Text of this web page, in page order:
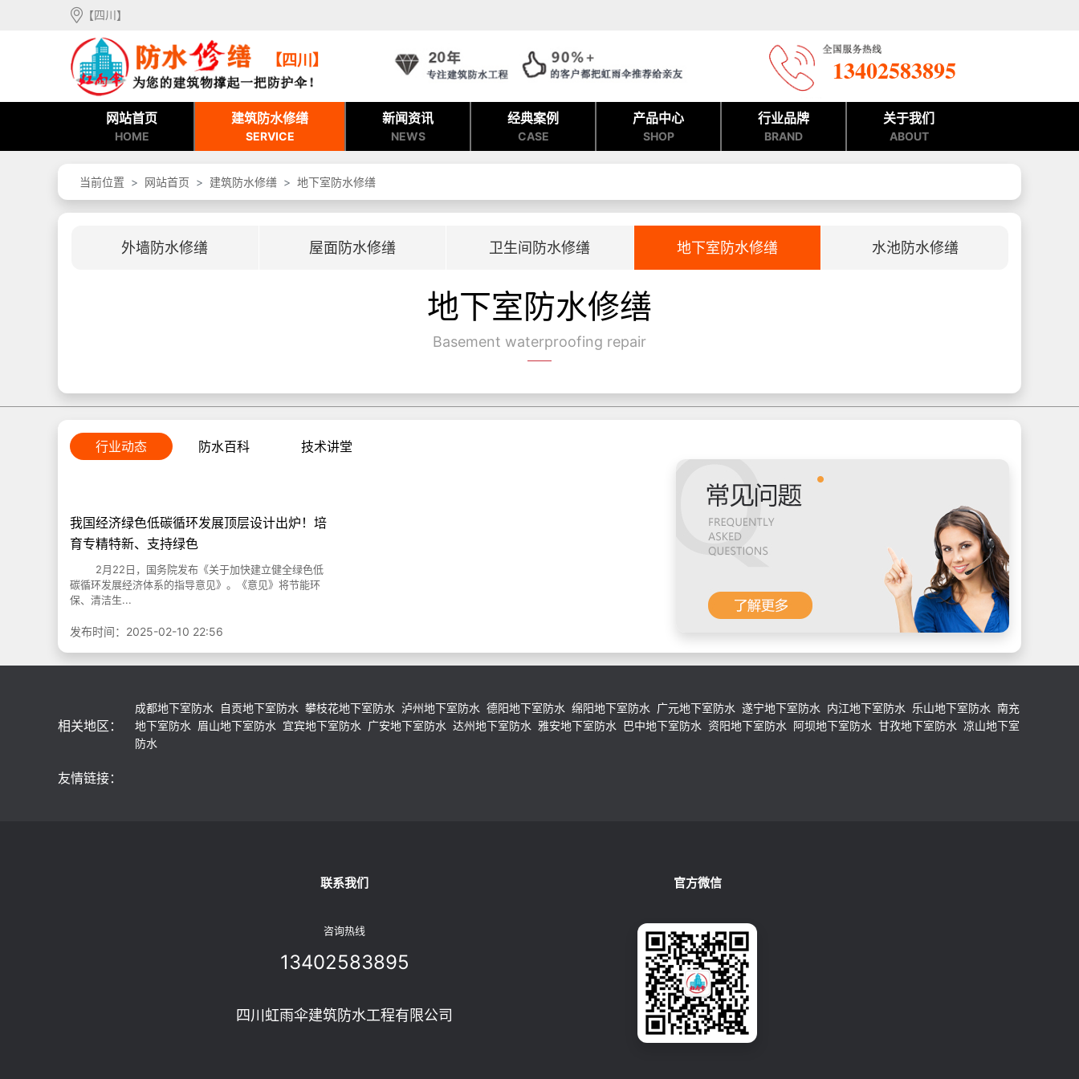
【四川】
【四川】 13402583895
网站首页
HOME
建筑防水修缮
SERVICE
新闻资讯
NEWS
经典案例
CASE
产品中心
SHOP
行业品牌
BRAND
关于我们
ABOUT
当前位置 网站首页 建筑防水修缮 地下室防水修缮
外墙防水修缮 屋面防水修缮 卫生间防水修缮 地下室防水修缮 水池防水修缮
地下室防水修缮
Basement waterproofing repair
行业动态 防水百科 技术讲堂
我国经济绿色低碳循环发展顶层设计出炉！培
育专精特新、支持绿色
2月22日，国务院发布《关于加快建立健全绿色低
碳循环发展经济体系的指导意见》。《意见》将节能环
保、清洁生...
发布时间：2025-02-10 22:56
相关地区：
成都地下室防水 自贡地下室防水 攀枝花地下室防水 泸州地下室防水 德阳地下室防水 绵阳地下室防水 广元地下室防水 遂宁地下室防水 内江地下室防水 乐山地下室防水 南充
地下室防水 眉山地下室防水 宜宾地下室防水 广安地下室防水 达州地下室防水 雅安地下室防水 巴中地下室防水 资阳地下室防水 阿坝地下室防水 甘孜地下室防水 凉山地下室
防水
友情链接：
联系我们
咨询热线
13402583895
四川虹雨伞建筑防水工程有限公司
官方微信